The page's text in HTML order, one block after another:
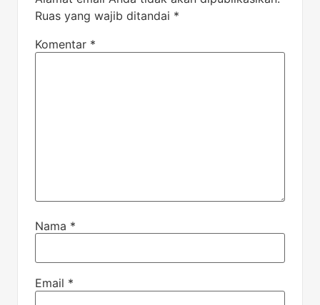
Ruas yang wajib ditandai *
Komentar *
Nama *
Email *